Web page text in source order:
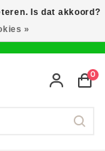
0
Is dat akkoord?
»